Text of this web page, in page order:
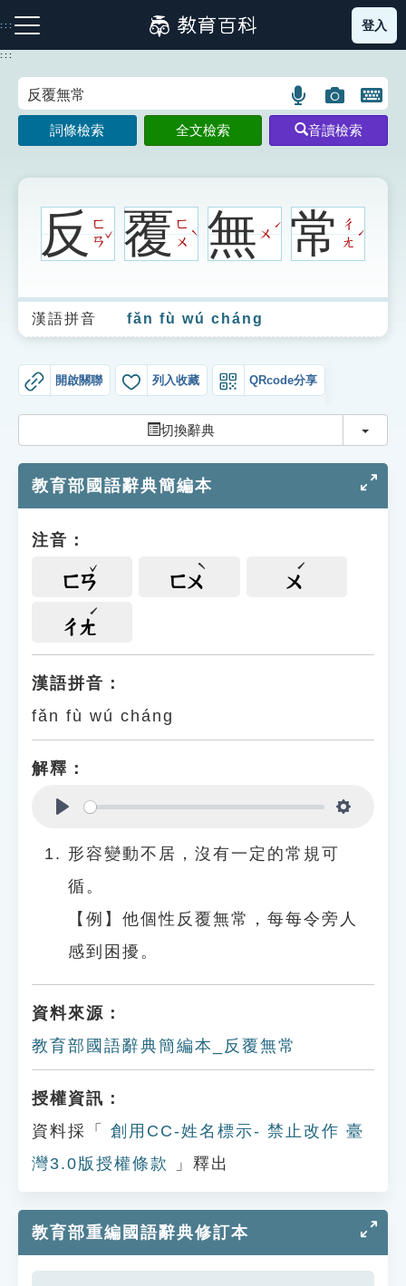
到
主
:::
注音索引圖示 筆畫索引圖示 部首索引表圖示
生字詞彙表
成語故事
索引選單
單字索引
遊戲專區
教學應用
貓頭鷹博士
登入
:::
語
言
搜
示
圖
片
搜
示
開
鍵
圖
詞條檢索 全文檢索 音讀檢索
反ㄈ
ㄢ
ˇ覆ㄈ
ㄨ
ˋ 無ㄨ
ˊ 常ㄔ
ㄤ
ˊ
漢語拼音 fǎn fù wú cháng
開啟關聯 列入收藏 QRcode分享
切換辭典 切換
教育部國語辭典簡編本
注音：
ㄈㄢ ㄈㄨ ㄨ
ㄔㄤ
漢語拼音：
fǎn fù wú cháng
解釋：
形容變動不居，沒有一定的常規可
循。
【例】他個性反覆無常，每每令旁人
感到困擾。
資料來源：
教育部國語辭典簡編本_反覆無常
授權資訊：
資料採「
創用CC-姓名標示- 禁止改作 臺
灣3.0版授權條款
」釋出
教育部重編國語辭典修訂本